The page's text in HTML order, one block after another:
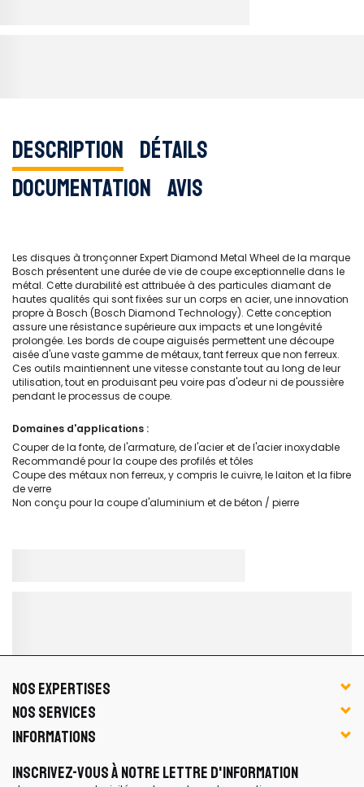
Description Détails
Documentation Avis
Les disques à tronçonner Expert Diamond Metal Wheel de la marque
Bosch présentent une durée de vie de coupe exceptionnelle dans le
métal. Cette durabilité est attribuée à des particules diamant de
hautes qualités qui sont fixées sur un corps en acier, une innovation
propre à Bosch (Bosch Diamond Technology). Cette conception
assure une résistance supérieure aux impacts et une longévité
prolongée. Les bords de coupe aiguisés permettent une découpe
aisée d'une vaste gamme de métaux, tant ferreux que non ferreux.
Ces outils maintiennent une vitesse constante tout au long de leur
utilisation, tout en produisant peu voire pas d'odeur ni de poussière
pendant le processus de coupe.
Domaines d'applications :
Couper de la fonte, de l'armature, de l'acier et de l'acier inoxydable
Recommandé pour la coupe des profilés et tôles
Coupe des métaux non ferreux, y compris le cuivre, le laiton et la fibre
de verre
Non conçu pour la coupe d'aluminium et de béton / pierre
NOS EXPERTISES
NOS SERVICES
INFORMATIONS
INSCRIVEZ-VOUS À NOTRE LETTRE D'INFORMATION